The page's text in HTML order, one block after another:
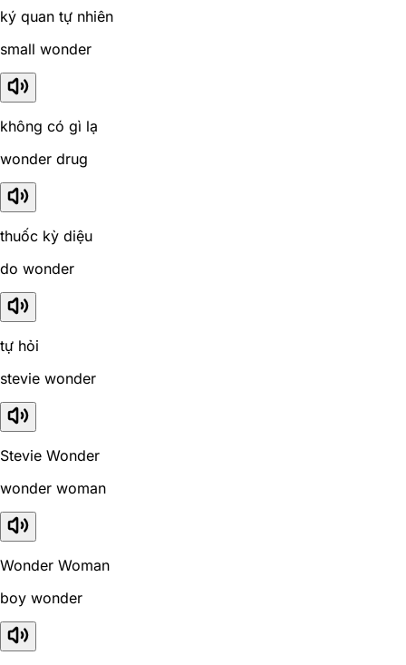
ký quan tự nhiên
small wonder
không có gì lạ
wonder drug
thuốc kỳ diệu
do wonder
tự hỏi
stevie wonder
Stevie Wonder
wonder woman
Wonder Woman
boy wonder